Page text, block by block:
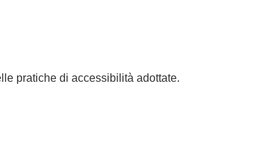
pratiche di accessibilità adottate.